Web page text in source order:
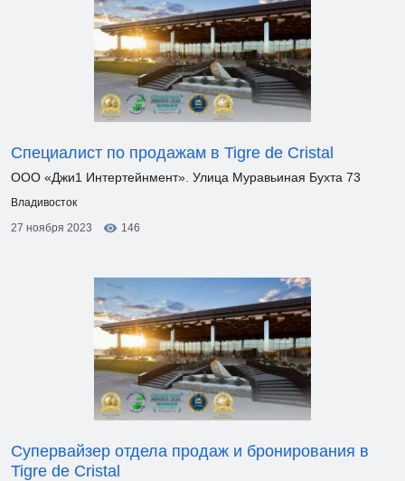
Специалист по продажам в Tigre de Cristal
ООО «Джи1 Интертейнмент». Улица Муравьиная Бухта 73
Владивосток
27 ноября 2023
146
Супервайзер отдела продаж и бронирования в
Tigre de Cristal